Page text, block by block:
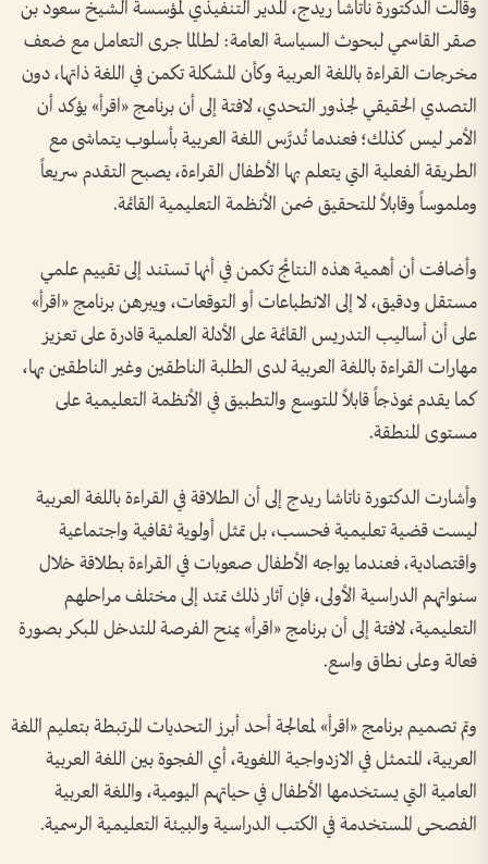
وقالت الدكتورة ناتاشا ريدج، المدير التنفيذي لمؤسسة الشيخ سعود بن
صقر القاسمي لبحوث السياسة العامة: لطالما جرى التعامل مع ضعف
مخرجات القراءة باللغة العربية وكأن المشكلة تكمن في اللغة ذاتها، دون
التصدي الحقيقي لجذور التحدي، لافتة إلى أن برنامج «اقرأ» يؤكد أن
الأمر ليس كذلك؛ فعندما تُدرَّس اللغة العربية بأسلوب يتماشى مع
الطريقة الفعلية التي يتعلم بها الأطفال القراءة، يصبح التقدم سريعاً
وملموساً وقابلاً للتحقيق ضمن الأنظمة التعليمية القائمة.
وأضافت أن أهمية هذه النتائج تكمن في أنها تستند إلى تقييم علمي
مستقل ودقيق، لا إلى الانطباعات أو التوقعات، ويبرهن برنامج «اقرأ»
على أن أساليب التدريس القائمة على الأدلة العلمية قادرة على تعزيز
مهارات القراءة باللغة العربية لدى الطلبة الناطقين وغير الناطقين بها،
كما يقدم نموذجاً قابلاً للتوسع والتطبيق في الأنظمة التعليمية على
مستوى المنطقة.
وأشارت الدكتورة ناتاشا ريدج إلى أن الطلاقة في القراءة باللغة العربية
ليست قضية تعليمية فحسب، بل تمثل أولوية ثقافية واجتماعية
واقتصادية، فعندما يواجه الأطفال صعوبات في القراءة بطلاقة خلال
سنواتهم الدراسية الأولى، فإن آثار ذلك تمتد إلى مختلف مراحلهم
التعليمية، لافتة إلى أن برنامج «اقرأ» يمنح الفرصة للتدخل المبكر بصورة
فعالة وعلى نطاق واسع.
وتم تصميم برنامج «اقرأ» لمعالجة أحد أبرز التحديات المرتبطة بتعليم اللغة
العربية، المتمثل في الازدواجية اللغوية، أي الفجوة بين اللغة العربية
العامية التي يستخدمها الأطفال في حياتهم اليومية، واللغة العربية
الفصحى المستخدمة في الكتب الدراسية والبيئة التعليمية الرسمية.